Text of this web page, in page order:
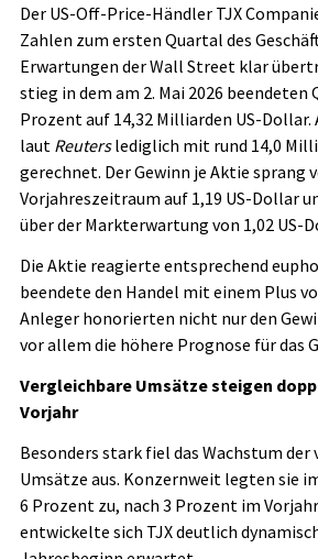
Der US-Off-Price-Händler TJX
Zahlen zum ersten Quartal des
Erwartungen der Wall Street klar
stieg in dem am 2. Mai 2026 beendeten
Prozent auf 14,32 Milliarden US-
laut Reuterslediglich mit rund 14,0
gerechnet. Der Gewinn je Aktie sprang
Vorjahreszeitraum auf 1,19 US-Dollar
über der Markterwartung von 1,02 US-
Die Aktie reagierte entsprechend
beendete den Handel mit einem Plus
Anleger honorierten nicht nur den
vor allem die höhere Prognose für das
Vergleichbare Umsätze steigen
Vorjahr
Besonders stark fiel das Wachstum der
Umsätze aus. Konzernweit legten sie
6 Prozent zu, nach 3 Prozent im
entwickelte sich TJX deutlich